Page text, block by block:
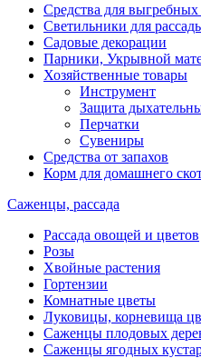
Средства для
Светильники для
Садовые декорации
Парники, Укрывной
Хозяйственные товары
Инструмент
Защита
Перчатки
Сувениры
Средства от запахов
Корм для домашнего
Саженцы, рассада
Рассада овощей и цветов
Розы
Хвойные растения
Гортензии
Комнатные цветы
Луковицы, корневища
Саженцы плодовых
Саженцы ягодных